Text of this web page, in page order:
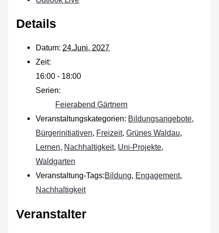
Details
Datum: 24.Juni, 2027
Zeit:
16:00 - 18:00
Serien:
Feierabend Gärtnern
Veranstaltungskategorien: Bildungsangebote,
Bürgerinitiativen, Freizeit,Grünes Waldau,
Lernen, Nachhaltigkeit, Uni-Projekte,
Waldgarten
Veranstaltung-Tags:Bildung, Engagement,
Nachhaltigkeit
Veranstalter